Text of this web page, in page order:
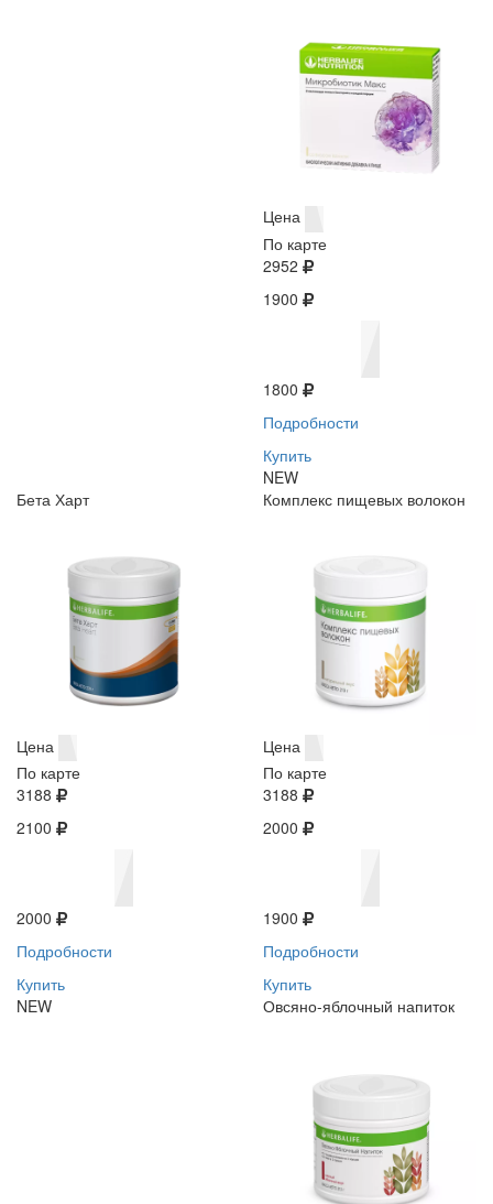
Цена
По карте
2952
1900
1800
Подробности
Купить
NEW
Бета Харт
Цена
По карте
3188
2100
2000
Подробности
Купить
NEW
Комплекс пищевых волокон
Цена
По карте
3188
2000
1900
Подробности
Купить
Овсяно-яблочный напиток